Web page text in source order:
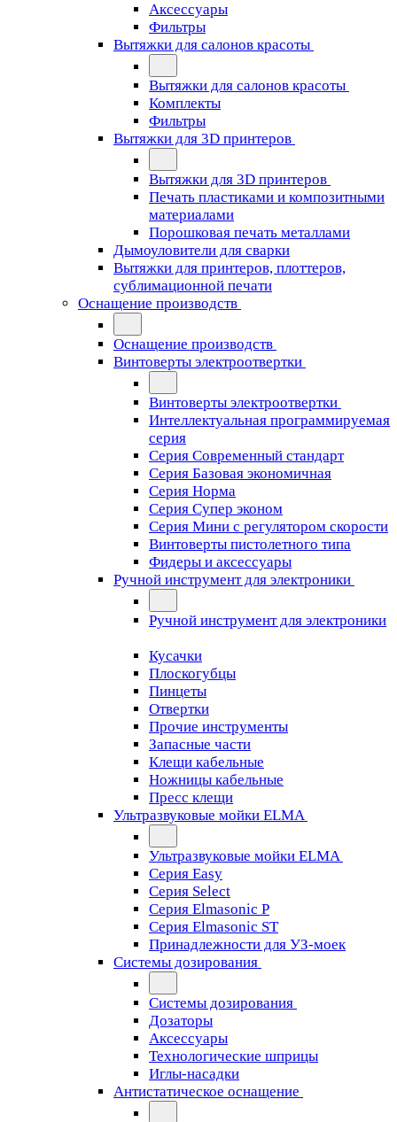
Аксессуары
Фильтры
Вытяжки для салонов красоты
Вытяжки для салонов красоты
Комплекты
Фильтры
Вытяжки для 3D принтеров
Вытяжки для 3D принтеров
Печать пластиками и композитными
материалами
Порошковая печать металлами
Дымоуловители для сварки
Вытяжки для принтеров, плоттеров,
сублимационной печати
Оснащение производств
Оснащение производств
Винтоверты электроотвертки
Винтоверты электроотвертки
Интеллектуальная программируемая
серия
Серия Современный стандарт
Серия Базовая экономичная
Серия Норма
Серия Cупер эконом
Серия Мини с регулятором скорости
Винтоверты пистолетного типа
Фидеры и аксессуары
Ручной инструмент для электроники
Ручной инструмент для электроники
Кусачки
Плоскогубцы
Пинцеты
Отвертки
Прочие инструменты
Запасные части
Клещи кабельные
Ножницы кабельные
Пресс клещи
Ультразвуковые мойки ELMA
Ультразвуковые мойки ELMA
Серия Easy
Серия Select
Серия Elmasonic P
Серия Elmasonic ST
Принадлежности для УЗ-моек
Системы дозирования
Системы дозирования
Дозаторы
Аксессуары
Технологические шприцы
Иглы-насадки
Антистатическое оснащение